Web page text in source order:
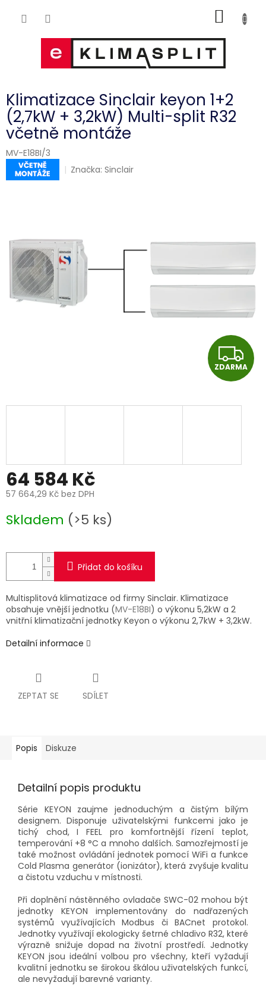
KOŠÍK
Klimatizace Sinclair keyon 1+2
(2,7kW + 3,2kW) Multi-split R32
včetně montáže
MV-E18BI/3
Značka:Sinclair
Z
D
ZDARMA
64 584 Kč
57 664,29 Kč bez DPH
cena:
Skladem (>5 ks)
Přidat do košíku
Multisplitová klimatizace od firmy Sinclair. Klimatizace
obsahuje vnější jednotku (MV-E18BI) o výkonu 5,2kW a 2
vnitřní klimatizační jednotky Keyon o výkonu 2,7kW + 3,2kW.
Detailní informace
ZEPTAT SE SDÍLET
Popis Diskuze
Detailní popis produktu
Série KEYON zaujme jednoduchým a čistým bílým
designem. Disponuje uživatelskými funkcemi jako je
tichý chod, I FEEL pro komfortnější řízení teplot,
temperování +8 °C a mnoho dalších. Samozřejmostí je
také možnost ovládání jednotek pomocí WiFi a funkce
Cold Plasma generátor (ionizátor), která zvyšuje kvalitu
a čistotu vzduchu v místnosti.
Při doplnění nástěnného ovladače SWC-02 mohou být
jednotky KEYON implementovány do nadřazených
systémů využívajících Modbus či BACnet protokol.
Jednotky využívají ekologicky šetrné chladivo R32, které
výrazně snižuje dopad na životní prostředí. Jednotky
KEYON jsou ideální volbou pro všechny, kteří vyžadují
kvalitní jednotku se širokou škálou uživatelských funkcí,
ale nevyžadují barevné varianty.